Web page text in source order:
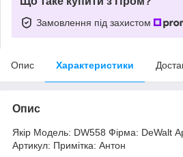
Замовлення під захистом
Опис Характеристики
Опис
Якір Модель: DW558 Фірма: DeWalt
Артикул: Примітка: Антон